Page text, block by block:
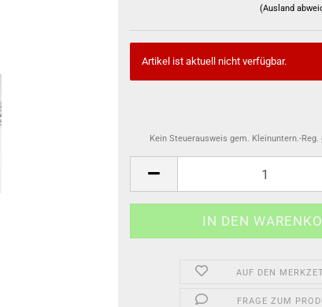
(Ausland
Artikel ist aktuell nicht verfügbar.
Kein Steuerausweis gem. Kleinuntern.-Reg.
AUF DEN
FRAGE ZUM